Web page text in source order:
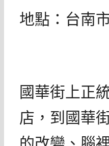
地點：台南
國華街上正
店，到國華